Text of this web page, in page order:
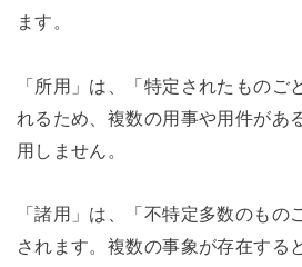
ます。
「所用」は、「特定されたものご
れるため、複数の用事や用件があ
用しません。
「諸用」は、「不特定多数のもの
されます。複数の事象が存在する